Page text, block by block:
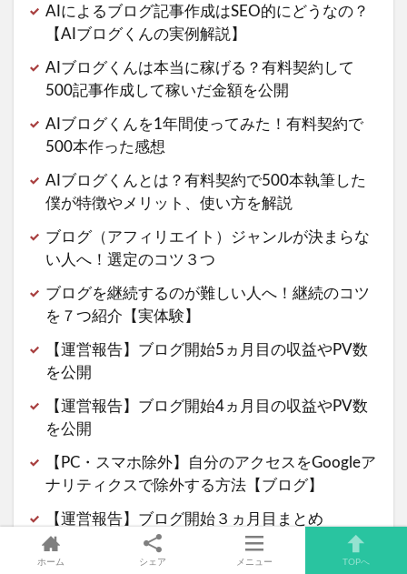
AIによるブログ記事作成はSEO的にどうなの？
【AIブログくんの実例解説】
AIブログくんは本当に稼げる？有料契約して
500記事作成して稼いだ金額を公開
AIブログくんを1年間使ってみた！有料契約で
500本作った感想
AIブログくんとは？有料契約で500本執筆した
僕が特徴やメリット、使い方を解説
ブログ（アフィリエイト）ジャンルが決まらな
い人へ！選定のコツ３つ
ブログを継続するのが難しい人へ！継続のコツ
を７つ紹介【実体験】
【運営報告】ブログ開始5ヵ月目の収益やPV数
を公開
【運営報告】ブログ開始4ヵ月目の収益やPV数
を公開
【PC・スマホ除外】自分のアクセスをGoogleア
ナリティクスで除外する方法【ブログ】
【運営報告】ブログ開始３ヵ月目まとめ
【WordPress】Luxeritas（ルクセリタス）から
ホーム シェア メニュー TOPへ